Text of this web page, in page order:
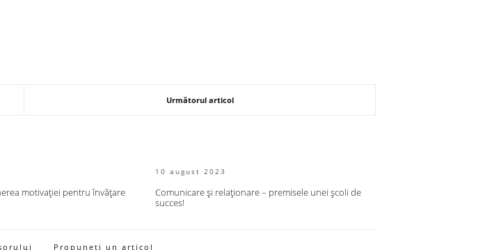
Următorul articol
motivației pentru învățare
10 august 2023
Comunicare și relaționare – premisele unei școli de
succes!
Propuneți un articol